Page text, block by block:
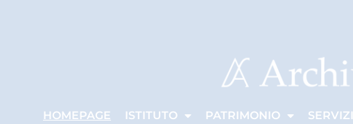
HOMEPAGE ISTITUTO PATRIMONIO SERVIZI